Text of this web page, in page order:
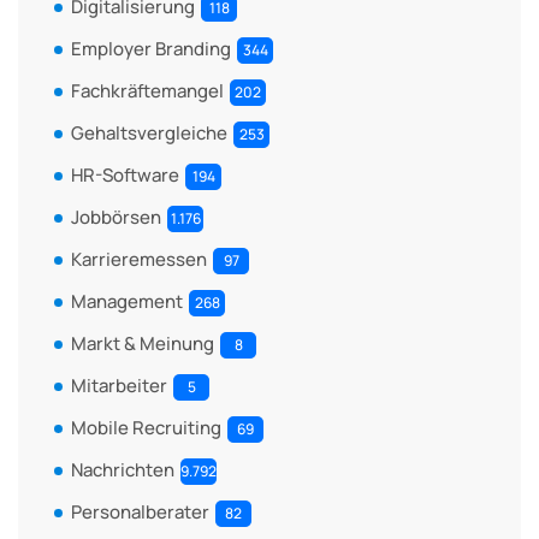
Digitalisierung 118
Employer Branding 344
Fachkräftemangel 202
Gehaltsvergleiche 253
HR-Software 194
Jobbörsen 1.176
Karrieremessen 97
Management 268
Markt & Meinung 8
Mitarbeiter 5
Mobile Recruiting 69
Nachrichten 9.792
Personalberater 82